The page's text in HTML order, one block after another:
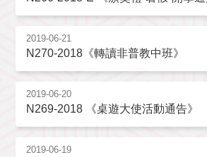
2019-06-21
N270-2018《轉讀非普教中班》
2019-06-20
N269-2018 《桌遊大使活動通告》
2019-06-19